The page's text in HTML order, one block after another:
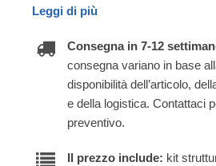
Leggi di più
Consegna in 7-12
consegna variano in base
disponibilità dell’articolo,
e della logistica. Contattaci
preventivo.
Il prezzo include: kit